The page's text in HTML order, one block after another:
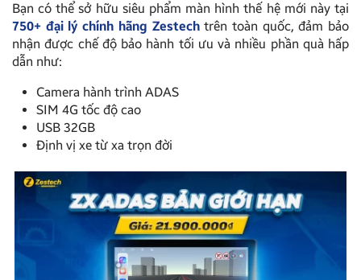
Bạn có thể sở hữu siêu phẩm màn hình thế hệ mới này tại
750+ đại lý chính hãng Zestechtrên toàn quốc, đảm bảo
nhận được chế độ bảo hành tối ưu và nhiều phần quà hấp
dẫn như:
Camera hành trình ADAS
SIM 4G tốc độ cao
USB 32GB
Định vị xe từ xa trọn đời